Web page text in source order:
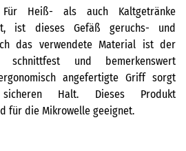
Für Heiß- als auch Kaltgetränke
ist dieses Gefäß geruchs- und
das verwendete Material ist der
und bemerkenswert
angefertigte Griff sorgt
Halt. Dieses Produkt
für die Mikrowelle geeignet.